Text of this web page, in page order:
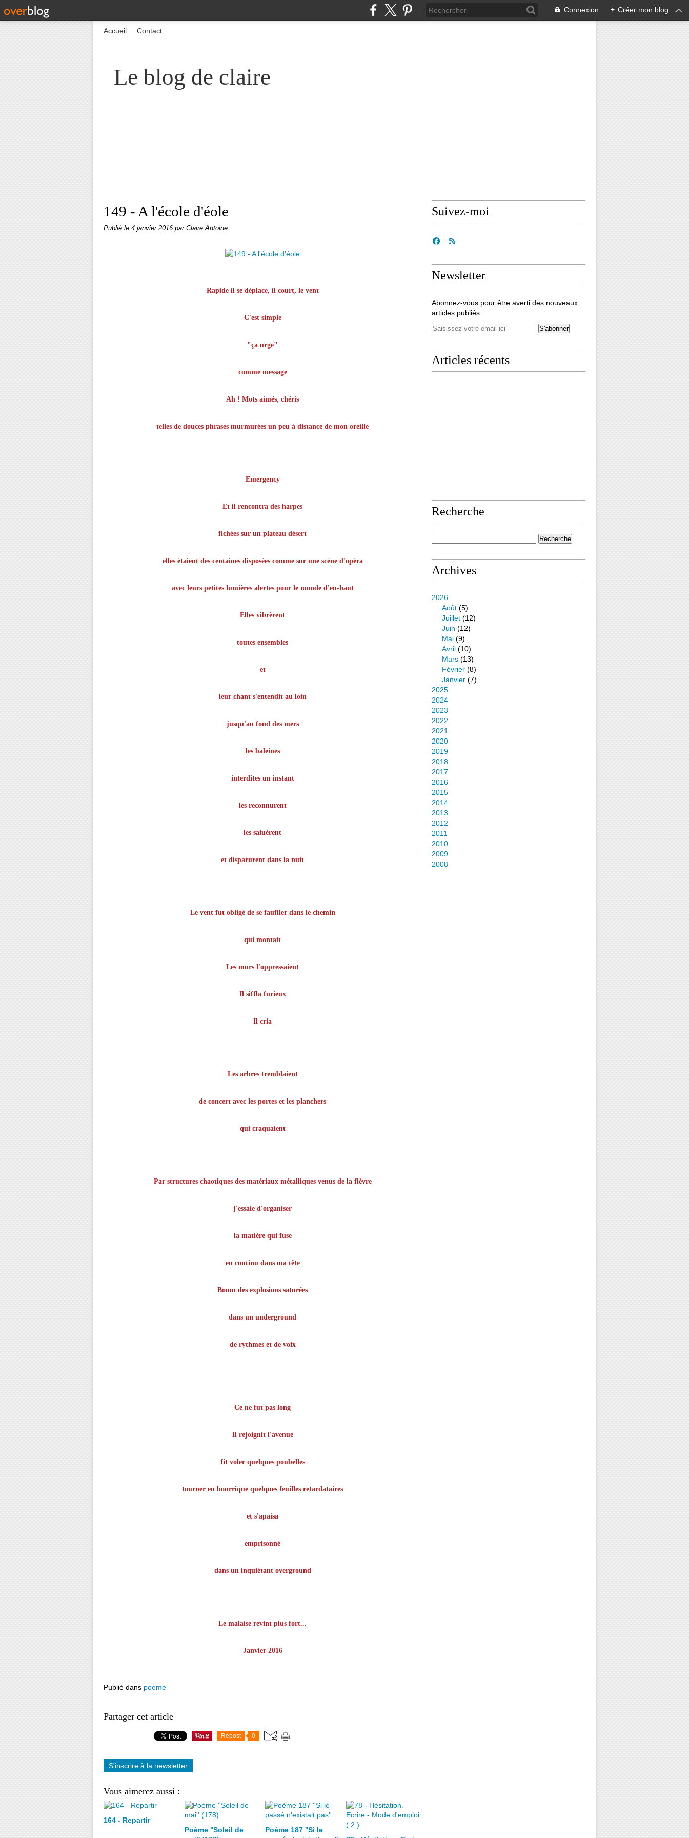
Connexion + Créer mon blog
Le blog de claire
Accueil Contact
149 - A l'école d'éole
Publié le 4 janvier 2016 par Claire Antoine
Rapide il se déplace, il court, le vent
C'est simple
"ça urge"
comme message
Ah ! Mots aimés, chéris
telles de douces phrases murmurées un peu à distance de mon oreille
Emergency
Et il rencontra des harpes
fichées sur un plateau désert
elles étaient des centaines disposées comme sur une scène d'opéra
avec leurs petites lumières alertes pour le monde d'en-haut
Elles vibrèrent
toutes ensembles
et
leur chant s'entendit au loin
jusqu'au fond des mers
les baleines
interdites un instant
les reconnurent
les saluèrent
et disparurent dans la nuit
Le vent fut obligé de se faufiler dans le chemin
qui montait
Les murs l'oppressaient
Il siffla furieux
Il cria
Les arbres tremblaient
de concert avec les portes et les planchers
qui craquaient
Par structures chaotiques des matériaux métalliques venus de la fièvre
j'essaie d'organiser
la matière qui fuse
en continu dans ma tête
Boum des explosions saturées
dans un underground
de rythmes et de voix
Ce ne fut pas long
Il rejoignit l'avenue
fit voler quelques poubelles
tourner en bourrique quelques feuilles retardataires
et s'apaisa
emprisonné
dans un inquiétant overground
Le malaise revint plus fort...
Janvier 2016
Publié dans poème
Partager cet article
Repost 0
S'inscrire à la newsletter
Vous aimerez aussi :
164 - Repartir
Poème ''Soleil de
Poème 187 ''Si le
Suivez-moi
Newsletter
Abonnez-vous pour être averti des nouveaux
articles publiés.
Articles récents
Recherche
Archives
2026
Août (5)
Juillet (12)
Juin (12)
Mai (9)
Avril (10)
Mars (13)
Février (8)
Janvier (7)
2025
2024
2023
2022
2021
2020
2019
2018
2017
2016
2015
2014
2013
2012
2011
2010
2009
2008